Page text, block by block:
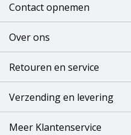
Contact opnemen
Over ons
Retouren en service
Verzending en levering
Meer Klantenservice